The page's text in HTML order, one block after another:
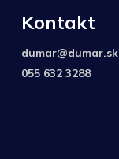
Kontakt
dumar@dumar.sk
055 632 3288